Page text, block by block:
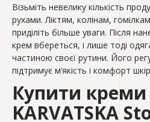
Візьміть невелику кількість
рухами. Ліктям, колінам,
приділіть більше уваги. Після
крем вбереться, і лише тоді
частиною своєї рутини. Його
підтримує м’якість і комфорт
Купити креми
KARVATSKA